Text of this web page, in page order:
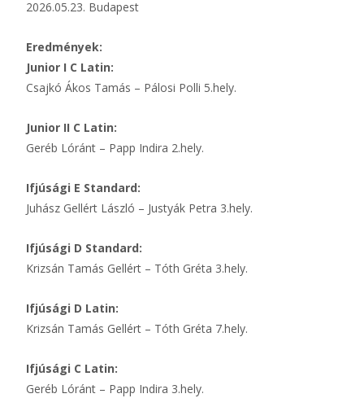
2026.05.23. Budapest
Eredmények:
Junior I C Latin:
Csajkó Ákos Tamás – Pálosi Polli 5.hely.
Junior II C Latin:
Geréb Lóránt – Papp Indira 2.hely.
Ifjúsági E Standard:
Juhász Gellért László – Justyák Petra 3.hely.
Ifjúsági D Standard:
Krizsán Tamás Gellért – Tóth Gréta 3.hely.
Ifjúsági D Latin:
Krizsán Tamás Gellért – Tóth Gréta 7.hely.
Ifjúsági C Latin:
Geréb Lóránt – Papp Indira 3.hely.